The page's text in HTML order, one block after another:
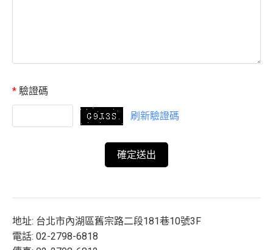
* 驗證碼
刷新驗證碼
地址: 台北市內湖區舊宗路二段181巷10號3F
電話: 02-2798-6818